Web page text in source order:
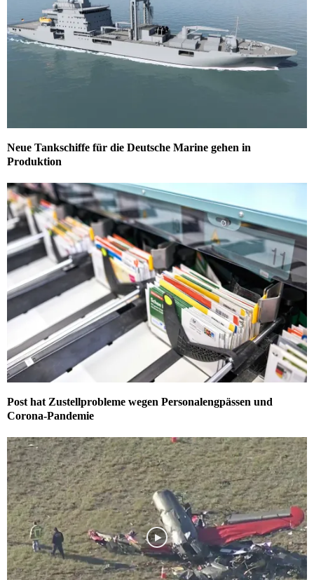
Neue Tankschiffe für die Deutsche Marine gehen in
Produktion
Post hat Zustellprobleme wegen Personalengpässen und
Corona-Pandemie